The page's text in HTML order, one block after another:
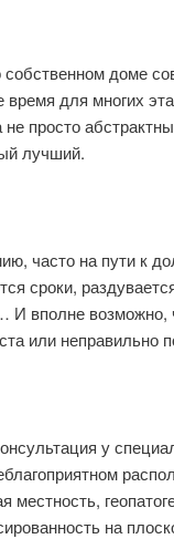
доме
время для многих
не просто
лучший.
часто на пути к
сроки,
И вполне возможно,
или неправильно
у
местность,
на